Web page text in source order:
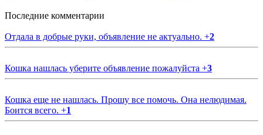
Последние комментарии
Отдала в добрые руки, объявление не актуально. +2
Кошка нашлась уберите объявление пожалуйста +3
Кошка еще не нашлась. Прошу все помочь. Она нелюдимая.
Боится всего. +1